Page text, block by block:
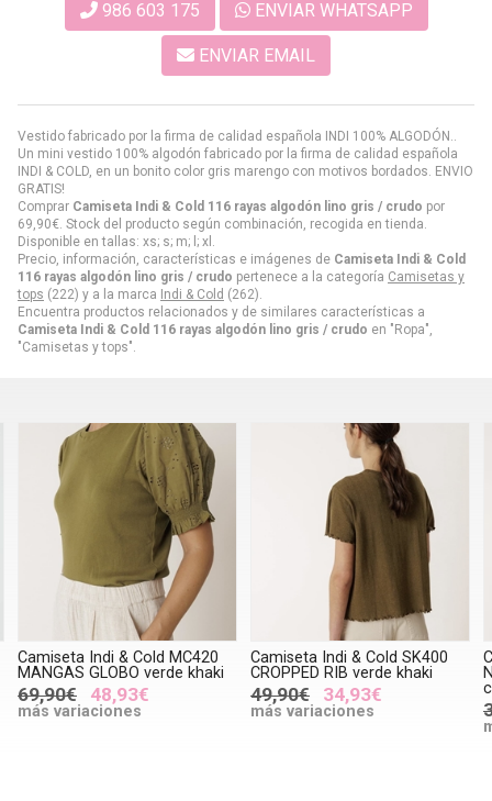
Vestido fabricado por la firma de calidad española INDI 100% ALGODÓN..
Un mini vestido 100% algodón fabricado por la firma de calidad española
INDI & COLD, en un bonito color gris marengo con motivos bordados. ENVIO
GRATIS!
Comprar Camiseta Indi & Cold 116 rayas algodón lino gris / crudo por
69,90€. Stock del producto según combinación, recogida en tienda.
Disponible en tallas: xs; s; m; l; xl.
Precio, información, características e imágenes de Camiseta Indi & Cold
116 rayas algodón lino gris / crudo pertenece a la categoría Camisetas y
tops (222) y a la marca Indi & Cold (262).
Encuentra productos relacionados y de similares características a
Camiseta Indi & Cold 116 rayas algodón lino gris / crudo en "Ropa",
"Camisetas y tops".
986 603 175 ENVIAR WHATSAPP
ENVIAR EMAIL
Camiseta Indi & Cold MC420
MANGAS GLOBO verde khaki
69,90€ 48,93€
más variaciones
Camiseta Indi & Cold SK400
CROPPED RIB verde khaki
49,90€ 34,93€
más variaciones